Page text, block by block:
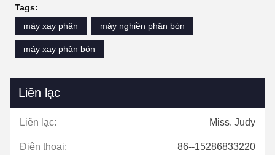
Tags:
máy xay phân
máy nghiền phân bón
máy xay phân bón
Liên lạc
Liên lạc: Miss. Judy
Điện thoại: 86--15286833220